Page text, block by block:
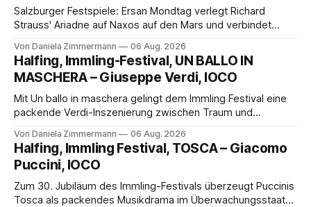
Salzburger Festspiele: Ersan Mondtag verlegt Richard
Strauss' Ariadne auf Naxos auf den Mars und verbindet
Aufführung mit starken Solisten und den Wiener
Philharmonikern, szenisch bleibt der zweite Akt jedoch
hinter den Erwartungen zurück.
Von Daniela Zimmermann 06 Aug. 2026
Halfing, Immling-Festival, UN BALLO IN
MASCHERA – Giuseppe Verdi, IOCO
Mit Un ballo in maschera gelingt dem Immling Festival eine
packende Verdi-Inszenierung zwischen Traum und
psychologische Tiefe mit starken Bildern, getragen von
einem spielfreudigen Ensemble und einer musikalisch
überzeugenden Gesamtleistung.
Von Daniela Zimmermann 06 Aug. 2026
Halfing, Immling Festival, TOSCA – Giacomo
Puccini, IOCO
Zum 30. Jubiläum des Immling-Festivals überzeugt Puccinis
Tosca als packendes Musikdrama im Überwachungsstaat